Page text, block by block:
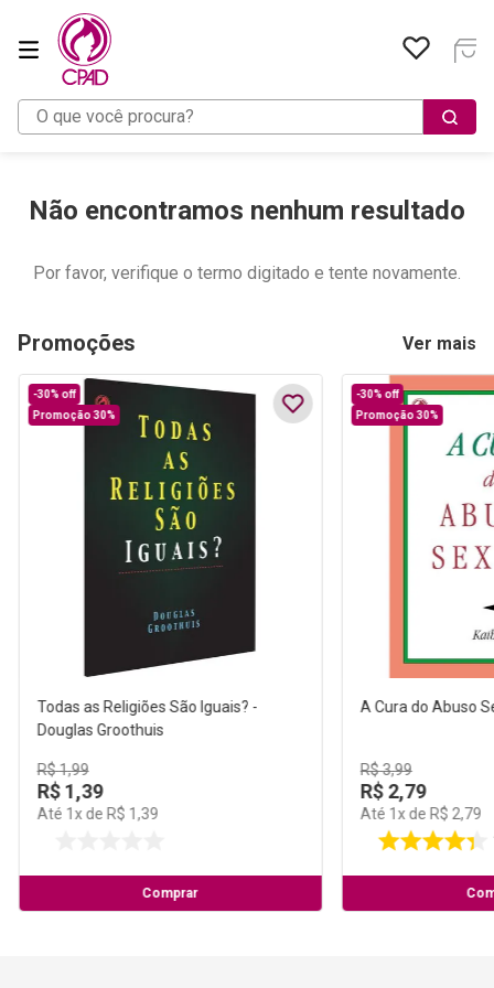
O que você procura?
Não encontramos nenhum resultado
Por favor, verifique o termo digitado e tente novamente.
Promoções Ver mais
-30% off
Promoção 30%
Todas as Religiões São Iguais? -
Douglas Groothuis
R$1,99
R$ 1,39
Até 1x de R$ 1,39
Comprar
-30% off
Promoção 30%
A Cura do Abuso
R$3,99
R$2,79
Até 1x de R$ 2,79